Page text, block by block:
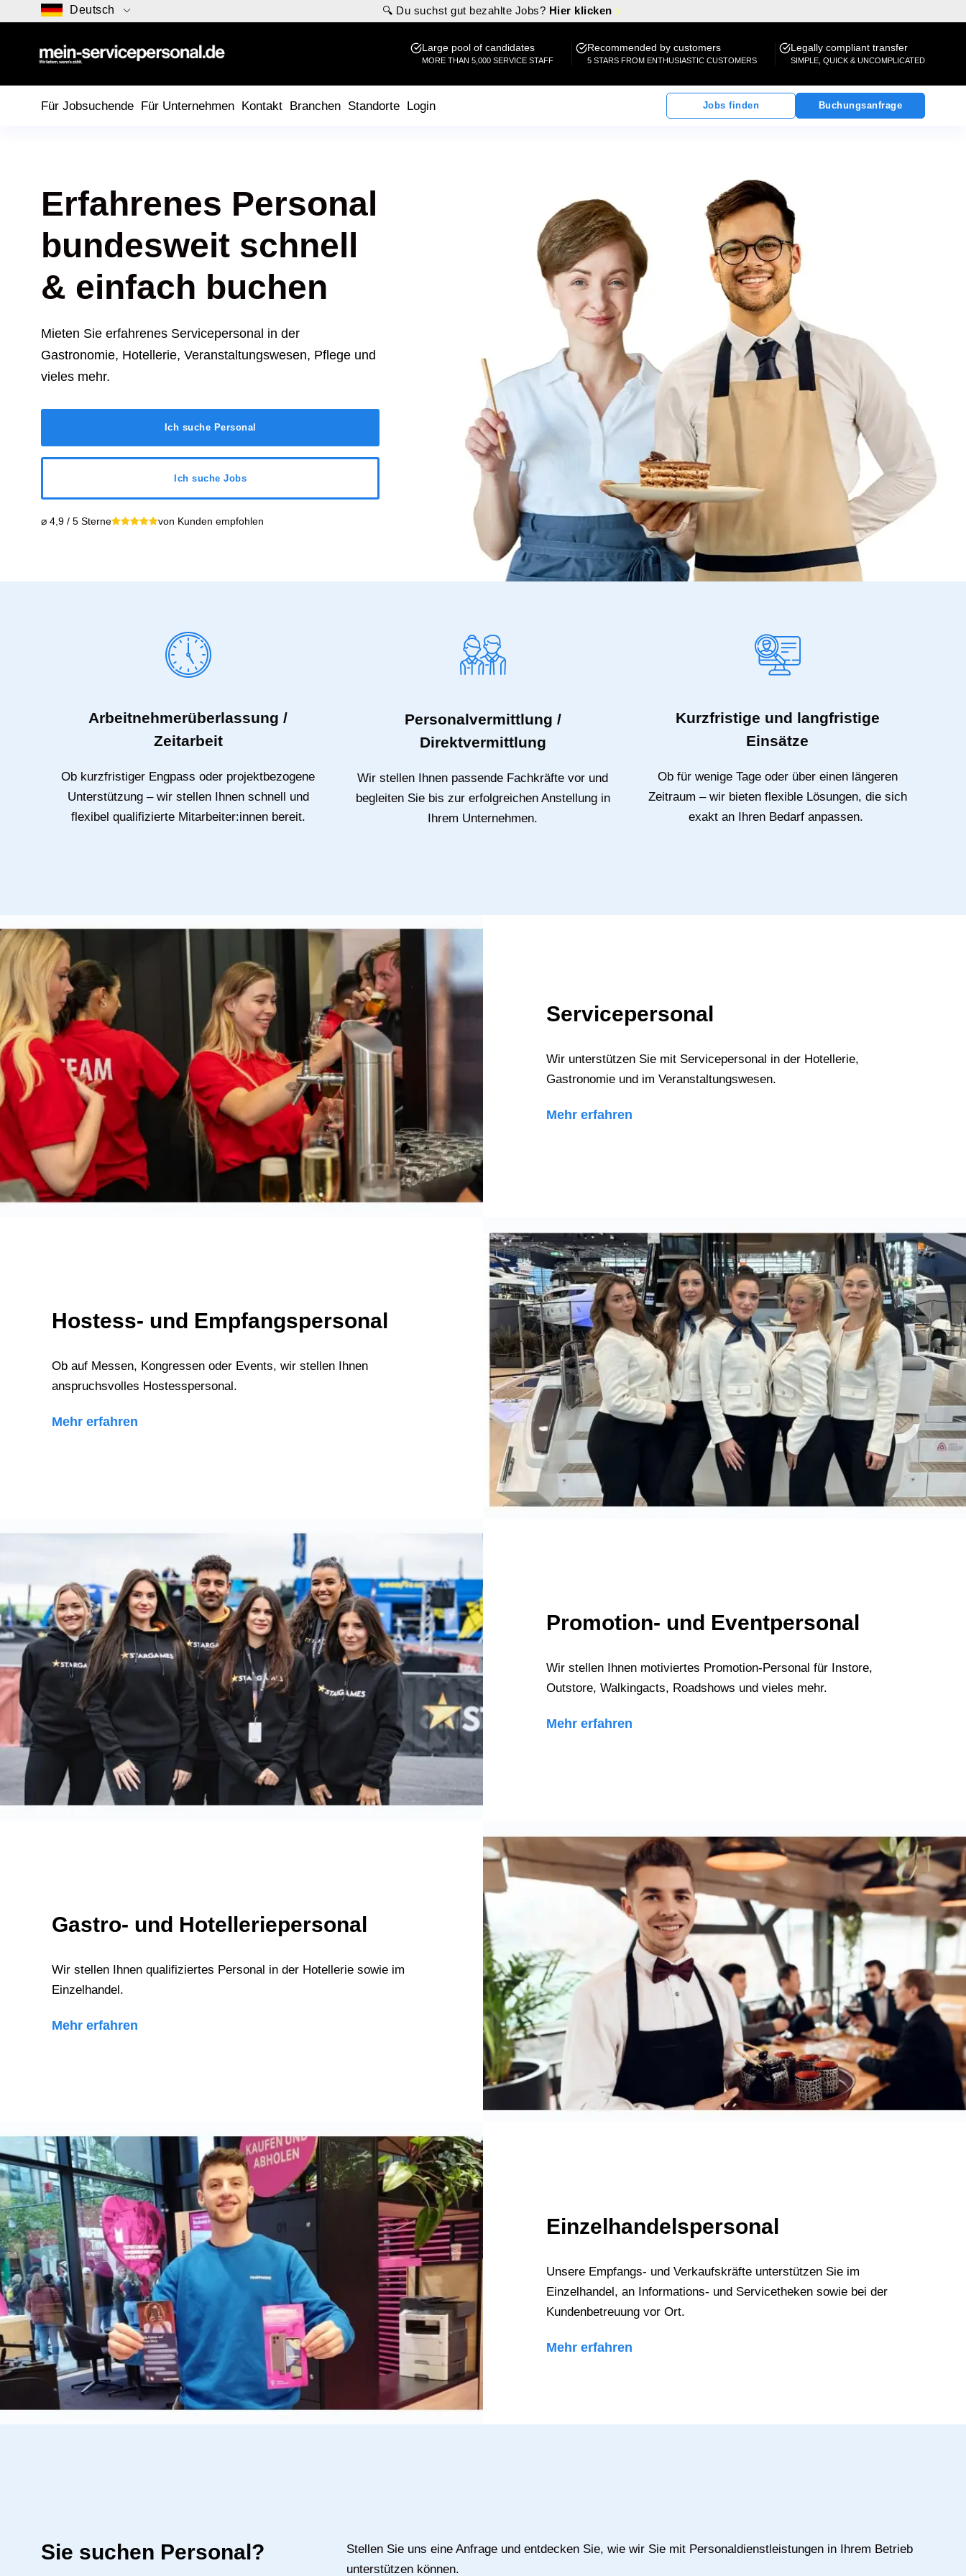
Deutsch 🔍 Du suchst gut bezahlte Jobs? Hier klicken
Large pool of candidates
MORE THAN 5,000 SERVICE STAFF
Recommended by customers
5 STARS FROM ENTHUSIASTIC CUSTOMERS
Legally compliant transfer
SIMPLE, QUICK & UNCOMPLICATED
Für Jobsuchende Für Unternehmen Kontakt Branchen Standorte Login Jobs finden Buchungsanfrage
Erfahrenes Personal
bundesweit schnell
& einfach buchen
Mieten Sie erfahrenes Servicepersonal in der
Gastronomie, Hotellerie, Veranstaltungswesen, Pflege und
vieles mehr.
Ich suche Personal
Ich suche Jobs
⌀ 4,9 / 5 Sterne von Kunden empfohlen
Arbeitnehmerüberlassung /
Zeitarbeit
Ob kurzfristiger Engpass oder projektbezogene
Unterstützung – wir stellen Ihnen schnell und
flexibel qualifizierte Mitarbeiter:innen bereit.
Personalvermittlung /
Direktvermittlung
Wir stellen Ihnen passende Fachkräfte vor und
begleiten Sie bis zur erfolgreichen Anstellung in
Ihrem Unternehmen.
Kurzfristige und langfristige
Einsätze
Ob für wenige Tage oder über einen längeren
Zeitraum – wir bieten flexible Lösungen, die sich
exakt an Ihren Bedarf anpassen.
Servicepersonal
Wir unterstützen Sie mit Servicepersonal in der Hotellerie,
Gastronomie und im Veranstaltungswesen.
Mehr erfahren
Hostess- und Empfangspersonal
Ob auf Messen, Kongressen oder Events, wir stellen Ihnen
anspruchsvolles Hostesspersonal.
Mehr erfahren
Promotion- und Eventpersonal
Wir stellen Ihnen motiviertes Promotion-Personal für Instore,
Outstore, Walkingacts, Roadshows und vieles mehr.
Mehr erfahren
Gastro- und Hotelleriepersonal
Wir stellen Ihnen qualifiziertes Personal in der Hotellerie sowie im
Einzelhandel.
Mehr erfahren
Einzelhandelspersonal
Unsere Empfangs- und Verkaufskräfte unterstützen Sie im
Einzelhandel, an Informations- und Servicetheken sowie bei der
Kundenbetreuung vor Ort.
Mehr erfahren
Sie suchen Personal?
Stellen Sie uns eine Anfrage und entdecken Sie, wie wir Sie mit Personaldienstleistungen in Ihrem Betrieb
unterstützen können.